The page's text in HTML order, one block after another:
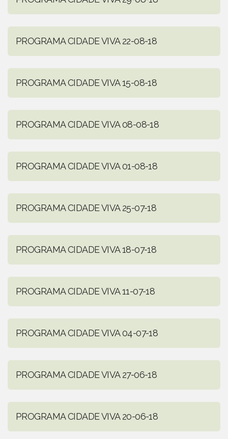
PROGRAMA CIDADE VIVA 22-08-18
PROGRAMA CIDADE VIVA 15-08-18
PROGRAMA CIDADE VIVA 08-08-18
PROGRAMA CIDADE VIVA 01-08-18
PROGRAMA CIDADE VIVA 25-07-18
PROGRAMA CIDADE VIVA 18-07-18
PROGRAMA CIDADE VIVA 11-07-18
PROGRAMA CIDADE VIVA 04-07-18
PROGRAMA CIDADE VIVA 27-06-18
PROGRAMA CIDADE VIVA 20-06-18